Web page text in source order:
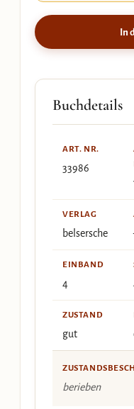
In
Buchdetails
ART. NR.
33986
VERLAG
belsersche
EINBAND
4
ZUSTAND
gut
berieben